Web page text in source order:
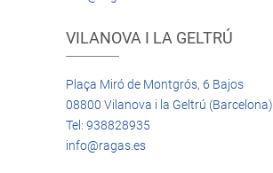
VILANOVA I LA GELTRÚ
Plaça Miró de Montgrós, 6 Bajos
08800 Vilanova i la Geltrú (Barcelona)
Tel: 938828935
info@ragas.es